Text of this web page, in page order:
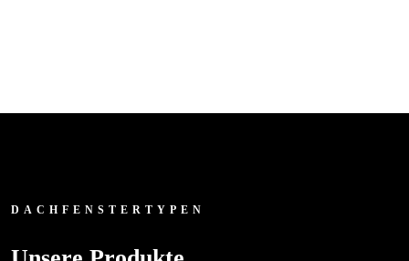
DACHFENSTERTYPEN